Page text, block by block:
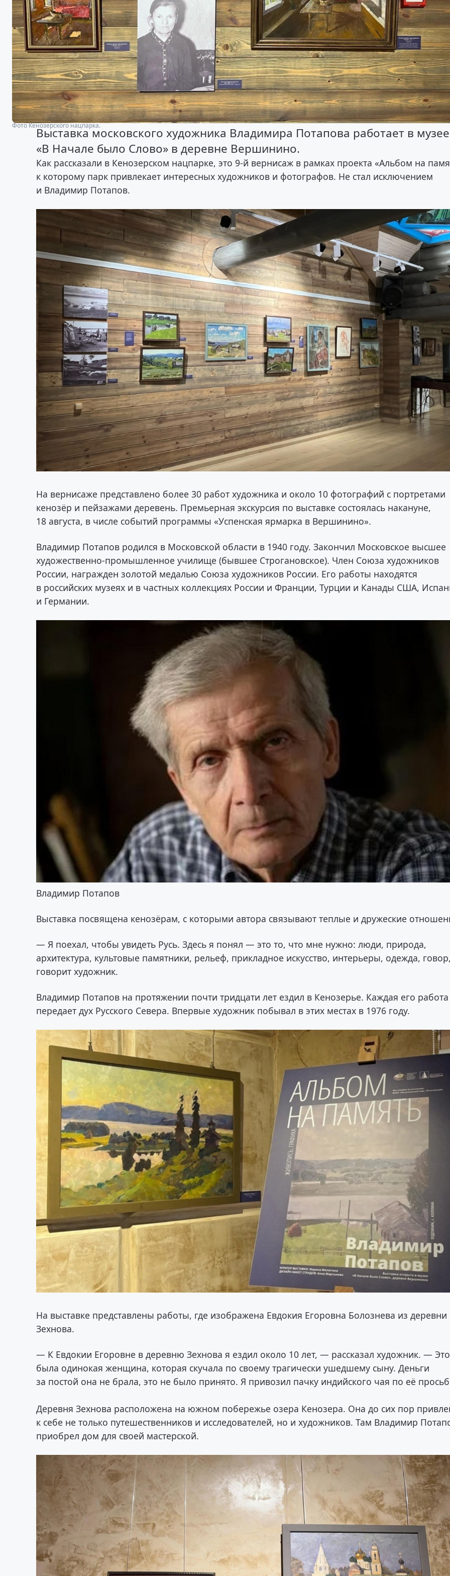
Фото Кенозерского нацпарка.
Выставка московского художника Владимира Потапова работает в музее
«В Начале было Слово» в деревне Вершинино.
Как рассказали в Кенозерском нацпарке, это 9-й вернисаж в рамках проекта «Альбом на
к которому парк привлекает интересных художников и фотографов. Не стал исключением
и Владимир Потапов.
На вернисаже представлено более 30 работ художника и около 10 фотографий с портретами
кенозёр и пейзажами деревень. Премьерная экскурсия по выставке состоялась накануне,
18 августа, в числе событий программы «Успенская ярмарка в Вершинино».
Владимир Потапов родился в Московской области в 1940 году. Закончил Московское высшее
художественно-промышленное училище (бывшее Строгановское). Член Союза художников
России, награжден золотой медалью Союза художников России. Его работы находятся
в российских музеях и в частных коллекциях России и Франции, Турции и Канады США,
и Германии.
Владимир Потапов
Выставка посвящена кенозёрам, с которыми автора связывают теплые и дружеские
— Я поехал, чтобы увидеть Русь. Здесь я понял — это то, что мне нужно: люди, природа,
архитектура, культовые памятники, рельеф, прикладное искусство, интерьеры, одежда,
говорит художник.
Владимир Потапов на протяжении почти тридцати лет ездил в Кенозерье. Каждая его работа
передает дух Русского Севера. Впервые художник побывал в этих местах в 1976 году.
На выставке представлены работы, где изображена Евдокия Егоровна Болознева из деревни
Зехнова.
— К Евдокии Егоровне в деревню Зехнова я ездил около 10 лет, — рассказал художник. — Это
была одинокая женщина, которая скучала по своему трагически ушедшему сыну. Деньги
за постой она не брала, это не было принято. Я привозил пачку индийского чая по её
Деревня Зехнова расположена на южном побережье озера Кенозера. Она до сих пор
к себе не только путешественников и исследователей, но и художников. Там Владимир
приобрел дом для своей мастерской.